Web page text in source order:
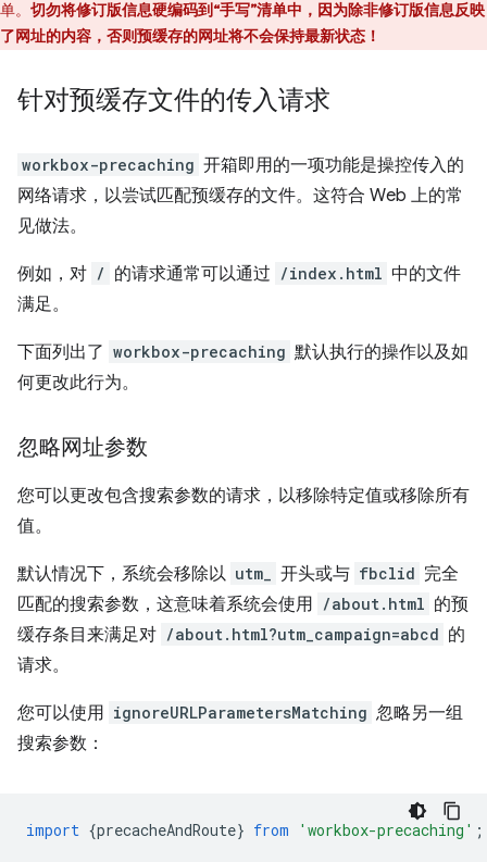
单。 切勿将修订版信息硬编码到“手写”清单中，因为除非修订版信息反映
了网址的内容，否则预缓存的网址将不会保持最新状态！
针对预缓存文件的传入请求
workbox-precaching 开箱即用的一项功能是操控传入的
网络请求，以尝试匹配预缓存的文件。这符合 Web 上的常
见做法。
例如，对 / 的请求通常可以通过 /index.html 中的文件
满足。
下面列出了 workbox-precaching 默认执行的操作以及如
何更改此行为。
忽略网址参数
您可以更改包含搜索参数的请求，以移除特定值或移除所有
值。
默认情况下，系统会移除以 utm_ 开头或与 fbclid 完全
匹配的搜索参数，这意味着系统会使用 /about.html 的预
缓存条目来满足对 /about.html?utm_campaign=abcd 的
请求。
您可以使用 ignoreURLParametersMatching 忽略另一组
搜索参数：
import {precacheAndRoute} from 'workbox-precaching' ;